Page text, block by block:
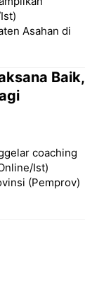
Asahan di
Baik,
coaching
Ist)
(Pemprov)